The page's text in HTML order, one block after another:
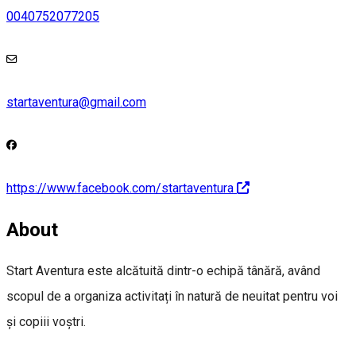
0040752077205
startaventura@gmail.com
https://www.facebook.com/startaventura
About
Start Aventura este alcătuită dintr-o echipă tânără, având
scopul de a organiza activitați în natură de neuitat pentru voi
și copiii voștri.